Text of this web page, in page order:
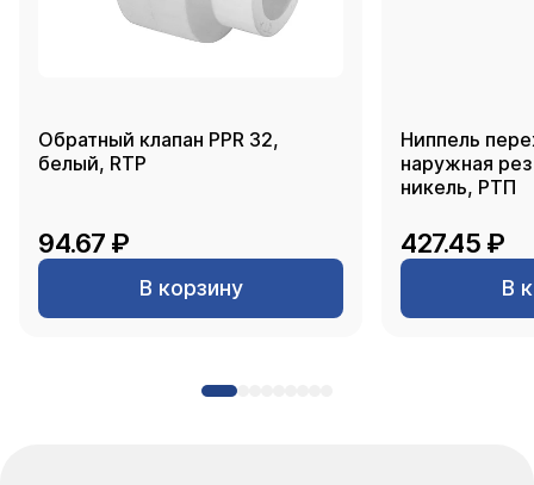
Обратный клапан PPR 32,
белый, RTP
94.67 ₽
В корзину
Ниппель
наружная
никель, РТП
427.45 ₽
В